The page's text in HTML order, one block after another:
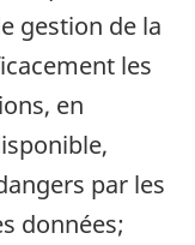
gestion de la
les
en
par les
données;